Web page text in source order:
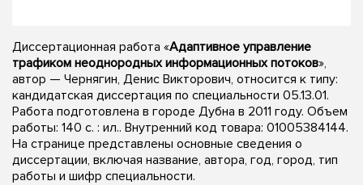
Диссертационная работа «Адаптивное управление
трафиком неоднородных информационных потоков»,
автор — Чернягин, Денис Викторович, относится к типу:
кандидатская диссертация по специальности 05.13.01.
Работа подготовлена в городе Дубна в 2011 году. Объем
работы: 140 с. : ил.. Внутренний код товара: 01005384144.
На странице представлены основные сведения о
диссертации, включая название, автора, год, город, тип
работы и шифр специальности.